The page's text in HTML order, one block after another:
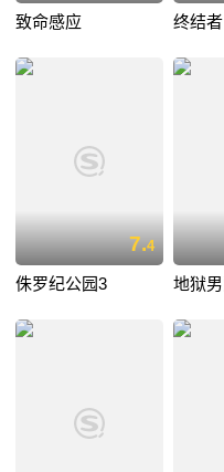
致命感应 终结者
7.4
侏罗纪公园3 地狱